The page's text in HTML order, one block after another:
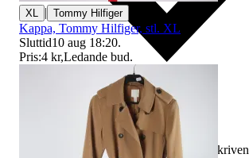
Ersättning om varan inte är som beskriven
XL | Tommy Hilfiger
Kappa, Tommy Hilfiger, stl. XL
Sluttid10 aug 18:20.
Pris:4 kr,Ledande bud.